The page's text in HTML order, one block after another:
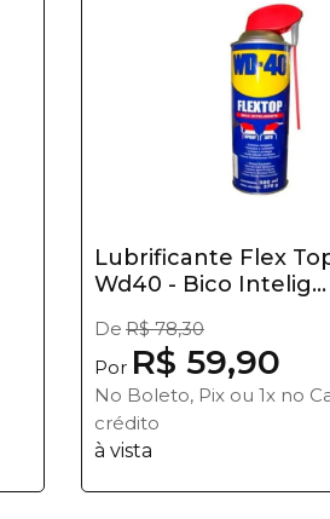
Lubrificante Flex
Wd40 - Bico Intelig...
De R$ 78,30
Por R$ 59,90
No Boleto, Pix ou 1x no
crédito
à vista